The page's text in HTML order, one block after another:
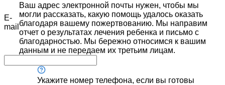
E-
mail
Ваш адрес электронной почты нужен, чтобы мы
могли рассказать, какую помощь удалось оказать
благодаря вашему пожертвованию. Мы направим
отчет о результатах лечения ребенка и письмо с
благодарностью. Мы бережно относимся к вашим
данным и не передаем их третьим лицам.
Укажите номер телефона, если вы готовы